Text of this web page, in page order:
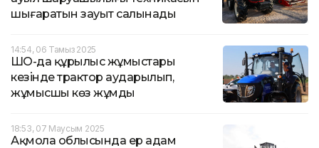
шығаратын зауыт салынады
14:54, 06 Тамыз 2025
ШҚО-да құрылыс жұмыстары
кезінде трактор аударылып,
жұмысшы көз жұмды
18:53, 07 Маусым 2025
Ақмола облысында ер адам